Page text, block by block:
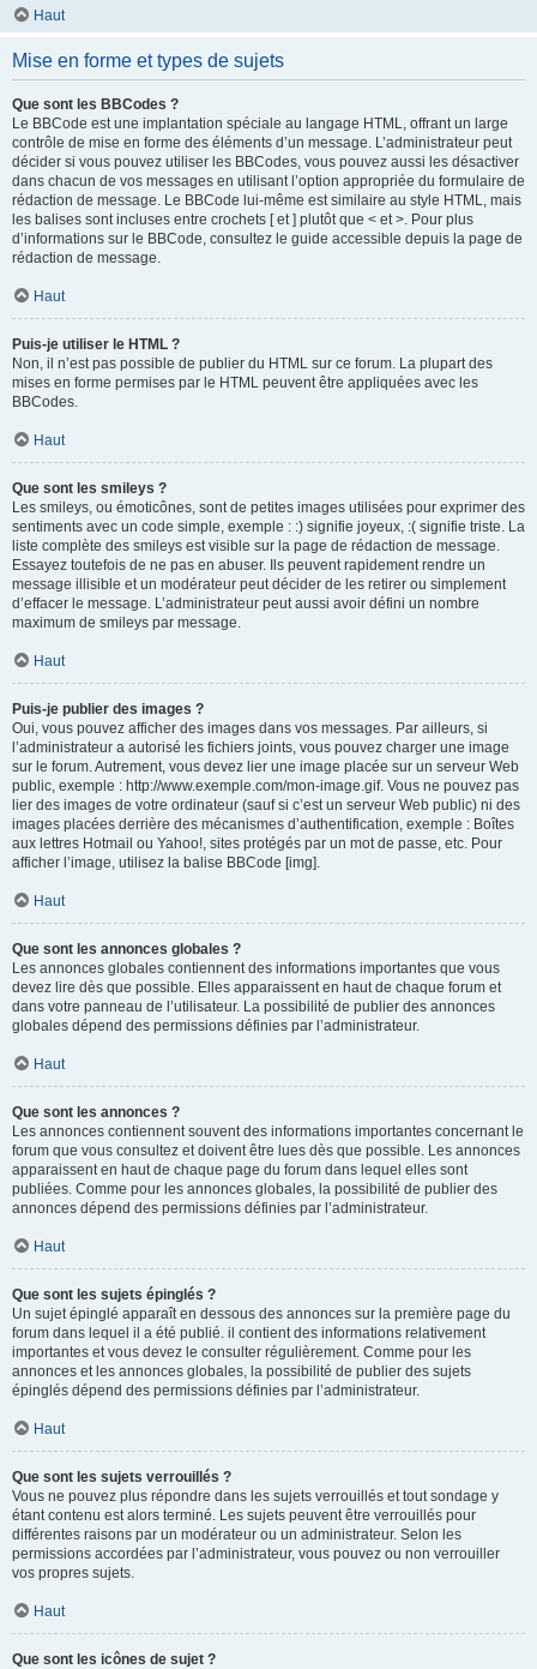
Haut
Mise en forme et types de sujets
Que sont les BBCodes ?
Le BBCode est une implantation spéciale au langage HTML, offrant un large
contrôle de mise en forme des éléments d’un message. L’administrateur peut
décider si vous pouvez utiliser les BBCodes, vous pouvez aussi les désactiver
dans chacun de vos messages en utilisant l’option appropriée du formulaire de
rédaction de message. Le BBCode lui-même est similaire au style HTML, mais
les balises sont incluses entre crochets [ et ] plutôt que < et >. Pour plus
d’informations sur le BBCode, consultez le guide accessible depuis la page de
rédaction de message.
Haut
Puis-je utiliser le HTML ?
Non, il n’est pas possible de publier du HTML sur ce forum. La plupart des
mises en forme permises par le HTML peuvent être appliquées avec les
BBCodes.
Haut
Que sont les smileys ?
Les smileys, ou émoticônes, sont de petites images utilisées pour exprimer des
sentiments avec un code simple, exemple : :) signifie joyeux, :( signifie triste. La
liste complète des smileys est visible sur la page de rédaction de message.
Essayez toutefois de ne pas en abuser. Ils peuvent rapidement rendre un
message illisible et un modérateur peut décider de les retirer ou simplement
d’effacer le message. L’administrateur peut aussi avoir défini un nombre
maximum de smileys par message.
Haut
Puis-je publier des images ?
Oui, vous pouvez afficher des images dans vos messages. Par ailleurs, si
l’administrateur a autorisé les fichiers joints, vous pouvez charger une image
sur le forum. Autrement, vous devez lier une image placée sur un serveur Web
public, exemple : http://www.exemple.com/mon-image.gif. Vous ne pouvez pas
lier des images de votre ordinateur (sauf si c’est un serveur Web public) ni des
images placées derrière des mécanismes d’authentification, exemple : Boîtes
aux lettres Hotmail ou Yahoo!, sites protégés par un mot de passe, etc. Pour
afficher l’image, utilisez la balise BBCode [img].
Haut
Que sont les annonces globales ?
Les annonces globales contiennent des informations importantes que vous
devez lire dès que possible. Elles apparaissent en haut de chaque forum et
dans votre panneau de l’utilisateur. La possibilité de publier des annonces
globales dépend des permissions définies par l’administrateur.
Haut
Que sont les annonces ?
Les annonces contiennent souvent des informations importantes concernant le
forum que vous consultez et doivent être lues dès que possible. Les annonces
apparaissent en haut de chaque page du forum dans lequel elles sont
publiées. Comme pour les annonces globales, la possibilité de publier des
annonces dépend des permissions définies par l’administrateur.
Haut
Que sont les sujets épinglés ?
Un sujet épinglé apparaît en dessous des annonces sur la première page du
forum dans lequel il a été publié. il contient des informations relativement
importantes et vous devez le consulter régulièrement. Comme pour les
annonces et les annonces globales, la possibilité de publier des sujets
épinglés dépend des permissions définies par l’administrateur.
Haut
Que sont les sujets verrouillés ?
Vous ne pouvez plus répondre dans les sujets verrouillés et tout sondage y
étant contenu est alors terminé. Les sujets peuvent être verrouillés pour
différentes raisons par un modérateur ou un administrateur. Selon les
permissions accordées par l’administrateur, vous pouvez ou non verrouiller
vos propres sujets.
Haut
Que sont les icônes de sujet ?